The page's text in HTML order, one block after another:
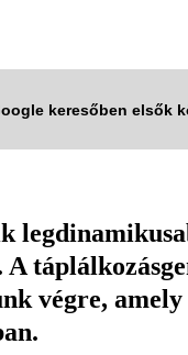
keresőben elsők
végre,